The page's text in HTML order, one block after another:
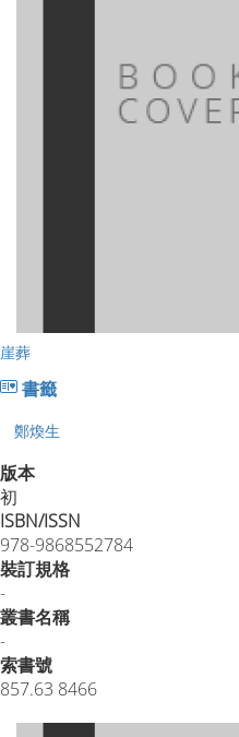
崖葬
書籤
鄭煥生
版本
初
ISBN/ISSN
978-9868552784
裝訂規格
-
叢書名稱
-
索書號
857.63 8466